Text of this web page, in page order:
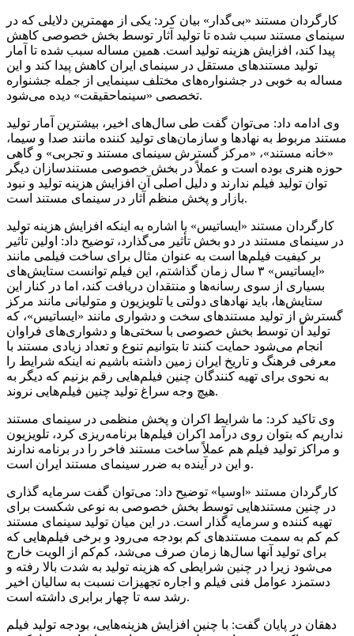
کارگردان مستند «بی‌گدار» بیان کرد: یکی از مهمترین دلایلی که در
سینمای مستند سبب شده تا تولید آثار توسط بخش خصوصی کاهش
پیدا کند، افزایش هزینه تولید است. همین مساله سبب شده تا آمار
تولید مستندهای مستقل در سینمای ایران کاهش پیدا کند و این
مساله به خوبی در جشنواره‌های مختلف سینمایی از جمله جشنواره
تخصصی «سینماحقیقت » دیده می‌شود.
وی ادامه داد: می‌توان گفت طی سال‌های اخیر، بیشترین آمار تولید
مستند مربوط به نهادها و سازمان‌های تولید کننده مانند صدا و سیما،
«خانه مستند»، «مرکز گسترش سینمای مستند و تجربی» و گاهی
حوزه هنری بوده است و عملاً در بخش خصوصی مستندسازان دیگر
توان تولید فیلم ندارند و دلیل اصلی آن افزایش هزینه تولید و نبود
بازار و پخش منظم آثار در سینمای مستند است.
کارگردان مستند « ایساتیس» با اشاره به اینکه افزایش هزینه تولید
در سینمای مستند در دو بخش تأثیر می‌گذارد، توضیح داد: اولین تأثیر
بر کیفیت فیلم‌ها است به عنوان مثال برای ساخت فیلمی مانند
« ایساتیس
» ۳ سال زمان گذاشتم، این فیلم توانست ستایش‌های
بسیاری از سوی رسانه‌ها و منتقدان دریافت کند، اما در کنار این
ستایش‌ها، باید نهادهای دولتی یا تلویزیون و متولیانی مانند مرکز
گسترش از تولید مستندهای سخت و دشواری مانند « ایساتیس»، که
تولید آن توسط بخش خصوصی با سختی‌ها و دشواری‌های فراوان
انجام می‌شود حمایت کنند تا بتوانیم تنوع و تعداد زیادی مستند با
معرفی فرهنگ و تاریخ ایران زمین داشته باشیم نه اینکه شرایط را
به نحوی برای تهیه کنندگان چنین فیلم‌هایی رقم بزنیم که دیگر به
هیچ وجه سراغ تولید چنین فیلم‌هایی نروند.
وی تاکید کرد: ما شرایط اکران و پخش منظمی در سینمای مستند
نداریم که بتوان روی درآمد اکران فیلم‌ها برنامه‌ریزی کرد، تلویزیون
و مراکز تولید فیلم هم عملاً ساخت مستند فاخر را در برنامه ندارند
و این در آینده به ضرر سینمای مستند ایران است.
کارگردان مستند « اوسیا» توضیح داد: می‌توان گفت سرمایه گذاری
در چنین مستندهایی توسط بخش خصوصی به نوعی شکست برای
تهیه کننده و سرمایه گذار است. در این میان تولید سینمای مستند
کم کم به سمت مستندهای کم بودجه می‌رود و برخی فیلم‌هایی که
برای تولید آنها سال‌ها زمان صرف می‌شد، کم‌کم از الویت خارج
می‌شود زیرا در چنین شرایطی که هزینه تولید به شدت بالا رفته و
دستمزد عوامل فنی فیلم و اجاره تجهیزات نسبت به سالیان اخیر
رشد سه تا چهار برابری داشته است.
دهقان در پایان گفت: با چنین افزایش هزینه‌هایی، بودجه تولید فیلم